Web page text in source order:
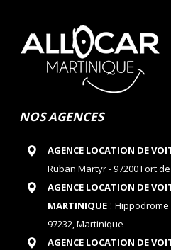
NOS AGENCES
AGENCE LOCATION DE
Ruban Martyr - 97200 Fort
AGENCE LOCATION DE
MARTINIQUE: Hippodrome
97232, Martinique
AGENCE LOCATION DE